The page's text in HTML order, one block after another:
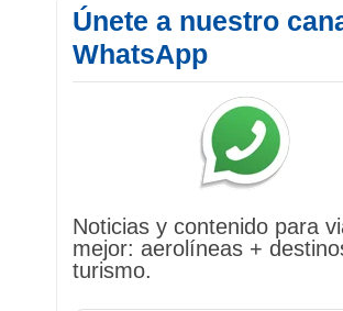
Únete a nuestro
WhatsApp
Noticias y contenido para
mejor: aerolíneas +
turismo.